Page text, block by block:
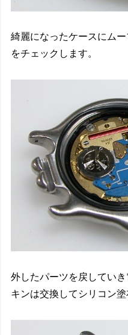
綺麗になったケースにム
をチェックします。
外したパーツを戻してい
キンは交換してシリコン